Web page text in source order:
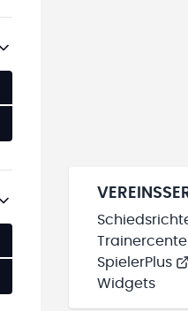
SpielerPlus
Widgets